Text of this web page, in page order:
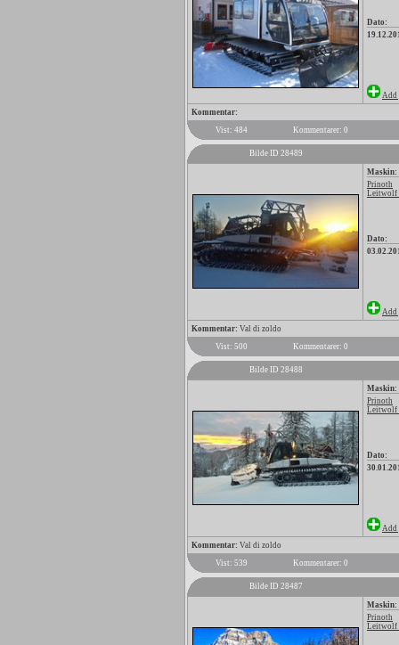
Dato:
Add
Kommentar:
Vist: 484
Kommentarer: 0
Bilde ID 28489
Maskin:
Prinoth
Leitwolf
Dato:
Add
Kommentar: Val di zoldo
Vist: 500
Kommentarer: 0
Bilde ID 28488
Maskin:
Prinoth
Leitwolf
Dato:
Add
Kommentar: Val di zoldo
Vist: 539
Kommentarer: 0
Bilde ID 28487
Maskin:
Prinoth
Leitwolf